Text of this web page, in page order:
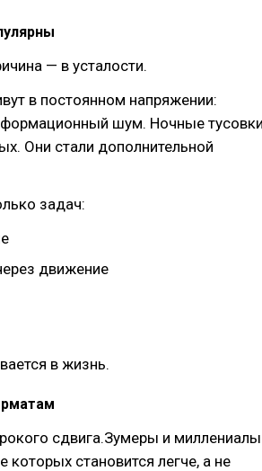
— в усталости.
в постоянном напряжении:
шум. Ночные
Они стали дополнительной
задач:
движение
в жизнь.
сдвига.Зумеры и миллениалы
становится легче, а не